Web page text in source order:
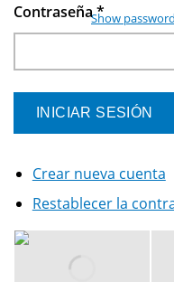
Contraseña*
Show password
Crear nueva cuenta
Restablecer la